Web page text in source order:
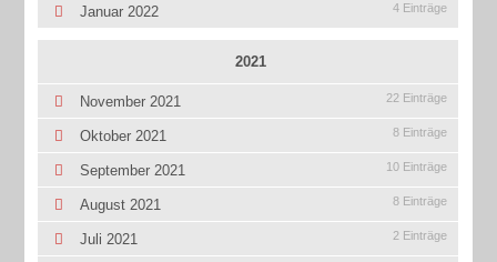
Januar 2022 4 Einträge
2021
November 2021 22 Einträge
Oktober 2021 8 Einträge
September 2021 10 Einträge
August 2021 8 Einträge
Juli 2021 2 Einträge